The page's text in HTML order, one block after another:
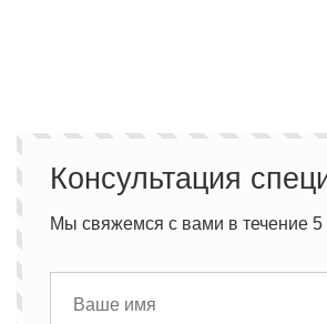
Консультация
Мы свяжемся с вами в течение 5